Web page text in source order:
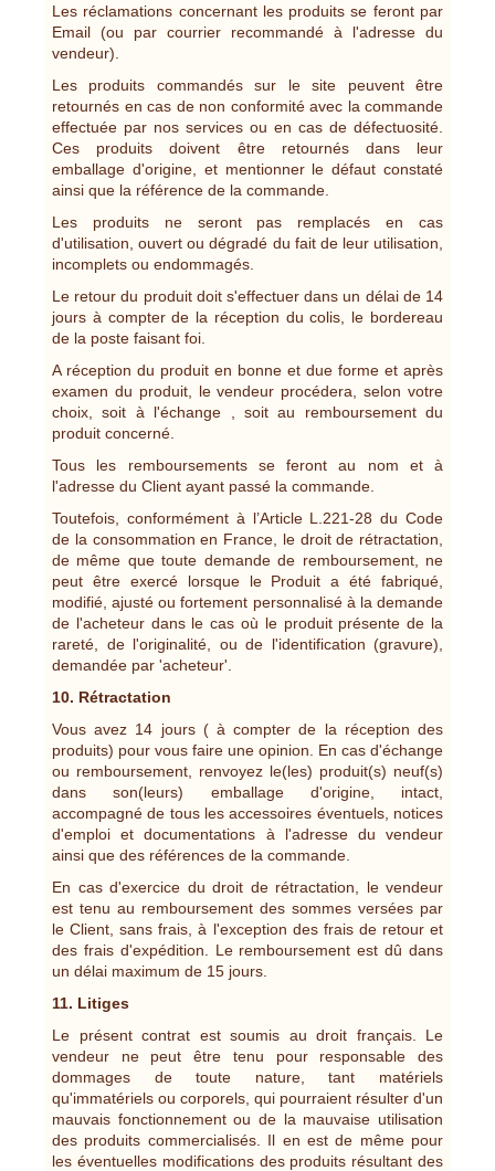
Les réclamations concernant les produits se feront par
Email (ou par courrier recommandé à l'adresse du
vendeur).
Les produits commandés sur le site peuvent être
retournés en cas de non conformité avec la commande
effectuée par nos services ou en cas de défectuosité.
Ces produits doivent être retournés dans leur
emballage d'origine, et mentionner le défaut constaté
ainsi que la référence de la commande.
Les produits ne seront pas remplacés en cas
d'utilisation, ouvert ou dégradé du fait de leur utilisation,
incomplets ou endommagés.
Le retour du produit doit s'effectuer dans un délai de 14
jours à compter de la réception du colis, le bordereau
de la poste faisant foi.
A réception du produit en bonne et due forme et après
examen du produit, le vendeur procédera, selon votre
choix, soit à l'échange , soit au remboursement du
produit concerné.
Tous les remboursements se feront au nom et à
l'adresse du Client ayant passé la commande.
Toutefois, conformément à l’Article L.221-28 du Code
de la consommation en France, le droit de rétractation,
de même que toute demande de remboursement, ne
peut être exercé lorsque le Produit a été fabriqué,
modifié, ajusté ou fortement personnalisé à la demande
de l'acheteur dans le cas où le produit présente de la
rareté, de l'originalité, ou de l'identification (gravure),
demandée par 'acheteur'.
10. Rétractation
Vous avez 14 jours ( à compter de la réception des
produits) pour vous faire une opinion. En cas d'échange
ou remboursement, renvoyez le(les) produit(s) neuf(s)
dans son(leurs) emballage d'origine, intact,
accompagné de tous les accessoires éventuels, notices
d'emploi et documentations à l'adresse du vendeur
ainsi que des références de la commande.
En cas d'exercice du droit de rétractation, le vendeur
est tenu au remboursement des sommes versées par
le Client, sans frais, à l'exception des frais de retour et
des frais d'expédition. Le remboursement est dû dans
un délai maximum de 15 jours.
11. Litiges
Le présent contrat est soumis au droit français. Le
vendeur ne peut être tenu pour responsable des
dommages de toute nature, tant matériels
qu'immatériels ou corporels, qui pourraient résulter d'un
mauvais fonctionnement ou de la mauvaise utilisation
des produits commercialisés. Il en est de même pour
les éventuelles modifications des produits résultant des